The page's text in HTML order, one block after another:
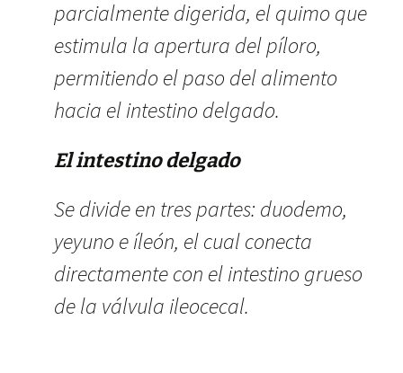
parcialmente digerida, el quimo que
estimula la apertura del píloro,
permitiendo el paso del alimento
hacia el intestino delgado.
El intestino delgado
Se divide en tres partes: duodemo,
yeyuno e íleón, el cual conecta
directamente con el intestino grueso
de la válvula ileocecal.